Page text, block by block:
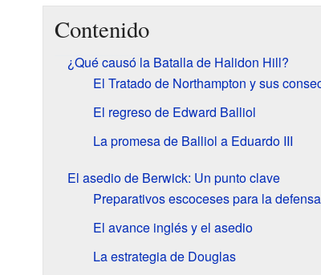
Contenido
¿Qué causó la Batalla de Halidon Hill?
El Tratado de Northampton y sus
El regreso de Edward Balliol
La promesa de Balliol a Eduardo III
El asedio de Berwick: Un punto clave
Preparativos escoceses para la defensa
El avance inglés y el asedio
La estrategia de Douglas